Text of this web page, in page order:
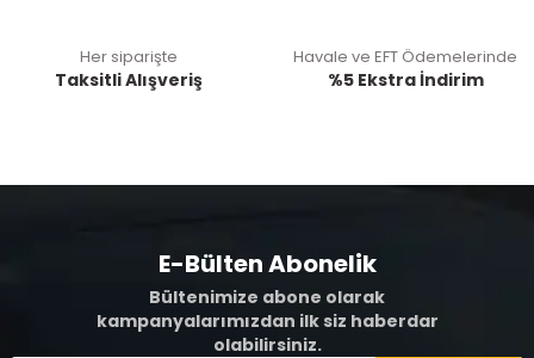
Her siparişte
Taksitli Alışveriş
Havale ve EFT Ödemelerinde
%5 Ekstra İndirim
E-Bülten Abonelik
Bültenimize abone olarak
kampanyalarımızdan ilk siz haberdar
olabilirsiniz.